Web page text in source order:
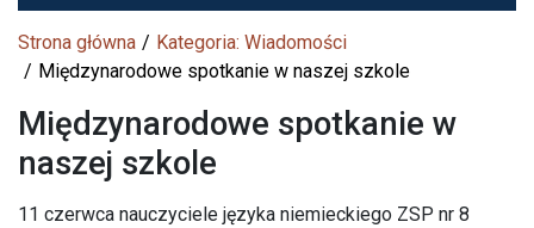
Strona główna
Kategoria: Wiadomości
Międzynarodowe spotkanie w naszej szkole
Międzynarodowe spotkanie w
naszej szkole
11 czerwca nauczyciele języka niemieckiego ZSP nr 8